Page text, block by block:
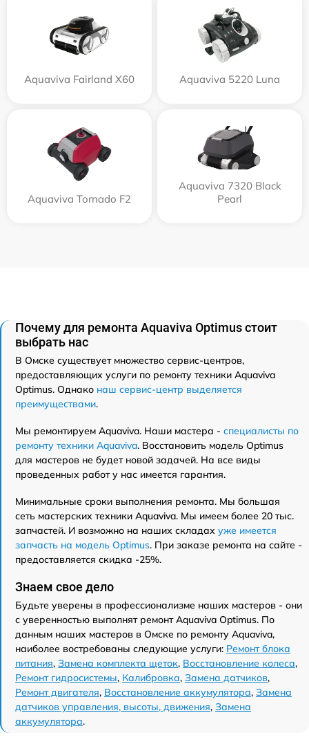
Aquaviva Fairland X60 Aquaviva 5220 Luna
Aquaviva Tornado F2
Aquaviva 7320 Black
Pearl
Почему для ремонта Aquaviva Optimus стоит
выбрать нас
В Омске существует множество сервис-центров,
предоставляющих услуги по ремонту техники Aquaviva
Optimus. Однако наш сервис-центр выделяется
преимуществами.
Мы ремонтируем Aquaviva. Наши мастера - специалисты по
ремонту техники Aquaviva. Восстановить модель Optimus
для мастеров не будет новой задачей. На все виды
проведенных работ у нас имеется гарантия.
Минимальные сроки выполнения ремонта. Мы большая
сеть мастерских техники Aquaviva. Мы имеем более 20 тыс.
запчастей. И возможно на наших складах уже имеется
запчасть на модель Optimus. При заказе ремонта на сайте -
предоставляется скидка -25%.
Знаем свое дело
Будьте уверены в профессионализме наших мастеров - они
с уверенностью выполнят ремонт Aquaviva Optimus. По
данным наших мастеров в Омске по ремонту Aquaviva,
наиболее востребованы следующие услуги: Ремонт блока
питания, Замена комплекта щеток, Восстановление колеса,
Ремонт гидросистемы, Калибровка, Замена датчиков,
Ремонт двигателя, Восстановление аккумулятора, Замена
датчиков управления, высоты, движения, Замена
аккумулятора.